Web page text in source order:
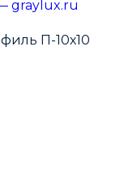
П-10х10